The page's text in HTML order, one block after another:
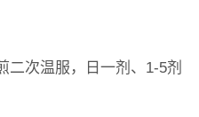
二次温服，日一剂、1-5剂